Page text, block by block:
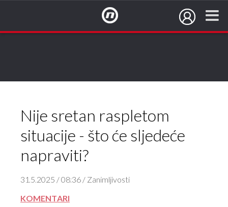
Nije sretan raspletom
situacije - što će sljedeće
napraviti?
31.5.2025 / 08:36 / Zanimljivosti
KOMENTARI